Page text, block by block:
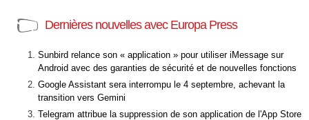
Dernières nouvelles avec Europa Press
Sunbird relance son « application » pour utiliser iMessage sur
Android avec des garanties de sécurité et de nouvelles fonctions
Google Assistant sera interrompu le 4 septembre, achevant la
transition vers Gemini
Telegram attribue la suppression de son application de l'App Store